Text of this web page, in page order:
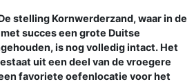
De stelling Kornwerderzand, waar in de
succes een grote Duitse
is nog volledig intact. Het
uit een deel van de vroegere
favoriete oefenlocatie voor het